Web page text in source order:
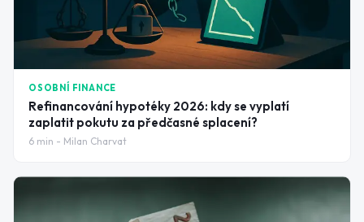
OSOBNÍ FINANCE
Refinancování hypotéky 2026: kdy se vyplatí
zaplatit pokutu za předčasné splacení?
6 min - Milan Charvat